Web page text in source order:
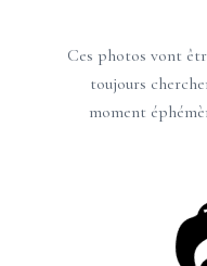
Ces photos vont
toujours
moment